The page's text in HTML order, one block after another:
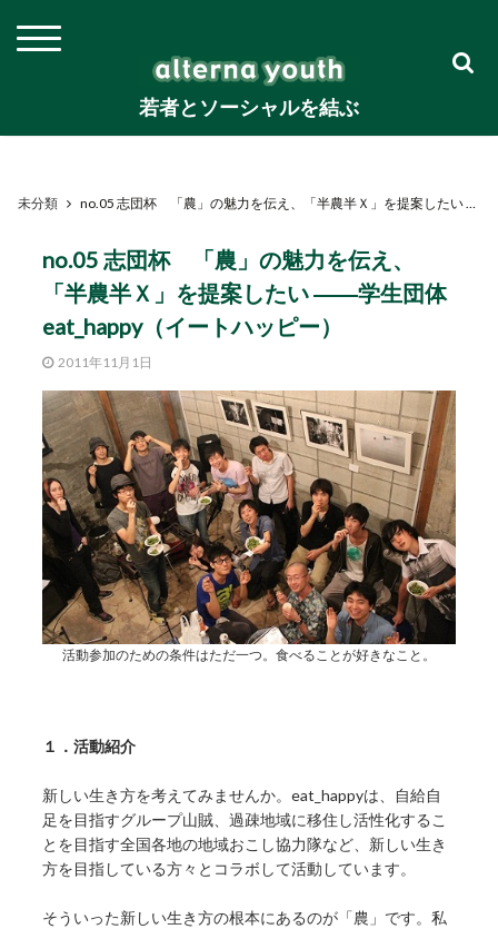
若者とソーシャルを結ぶ
未分類 no.05 志団杯 「農」の魅力を伝え、「半農半Ｘ」を提案したい ――学生団体eat_happy（イートハッピー）
no.05 志団杯 「農」の魅力を伝え、
「半農半Ｘ」を提案したい ――学生団体
eat_happy（イートハッピー）
2011年11月1日
活動参加のための条件はただ一つ。食べることが好きなこと。
１．活動紹介
新しい生き方を考えてみませんか。eat_happyは、自給自
足を目指すグループ山賊、過疎地域に移住し活性化するこ
とを目指す全国各地の地域おこし協力隊など、新しい生き
方を目指している方々とコラボして活動しています。
そういった新しい生き方の根本にあるのが「農」です。私